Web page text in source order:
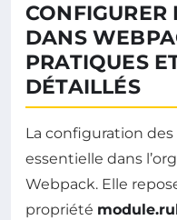
CONFIGURER
DANS
PRATIQUES
DÉTAILLÉS
La configuration
essentielle dans
Webpack. Elle
propriété